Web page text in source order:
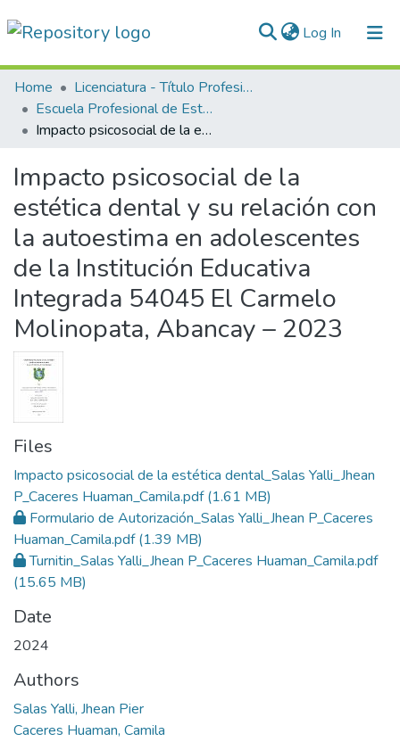
Log In (current)
Communities & Collections
All of DSpace
Normativas
Home
Licenciatura - Título Profesional
Escuela Profesional de Estomatología
Impacto psicosocial de la estética dental y su relación con la autoestima en adolescentes de la Institución Educativa Integrada 54045 El Carmelo Molinopata, Abancay – 2023
Impacto psicosocial de la
estética dental y su relación con
la autoestima en adolescentes
de la Institución Educativa
Integrada 54045 El Carmelo
Molinopata, Abancay – 2023
Files
Impacto psicosocial de la estética dental_Salas Yalli_Jhean
P_Caceres Huaman_Camila.pdf(1.61 MB)
Formulario de Autorización_Salas Yalli_Jhean P_Caceres
Huaman_Camila.pdf(1.39 MB)
Turnitin_Salas Yalli_Jhean P_Caceres Huaman_Camila.pdf
(15.65 MB)
Date
2024
Authors
Salas Yalli, Jhean Pier
Caceres Huaman, Camila